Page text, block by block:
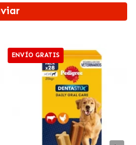
ENVÍO GRATIS